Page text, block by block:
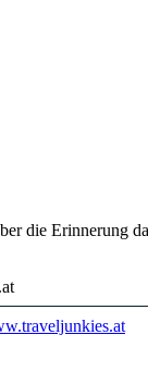
die Erinnerung